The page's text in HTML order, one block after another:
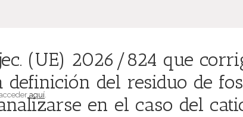
(UE) 2026/824 que
definición del residuo de
en el caso del
aquí.